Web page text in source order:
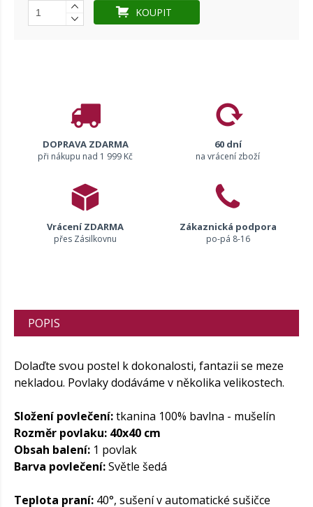
KOUPIT
DOPRAVA ZDARMA
při nákupu nad 1 999 Kč
60 dní
na vrácení zboží
Vrácení ZDARMA
přes Zásilkovnu
Zákaznická podpora
po-pá 8-16
POPIS
Dolaďte svou postel k dokonalosti, fantazii se meze
nekladou. Povlaky dodáváme v několika velikostech.
Složení povlečení:tkanina 100% bavlna - mušelín
Rozměr povlaku: 40x40 cm
Obsah balení: 1 povlak
Barva povlečení:Světle šedá
Teplota praní: 40°, sušení v automatické sušičce